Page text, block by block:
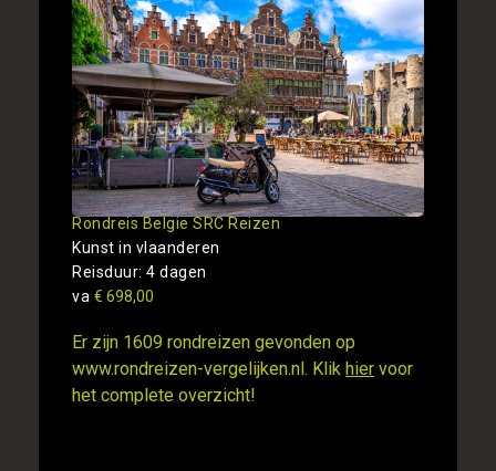
Rondreis Belgie SRC Reizen
Kunst in vlaanderen
Reisduur: 4 dagen
va € 698,00
Er zijn 1609 rondreizen gevonden op
www.rondreizen-vergelijken.nl. Klik hier voor
het complete overzicht!